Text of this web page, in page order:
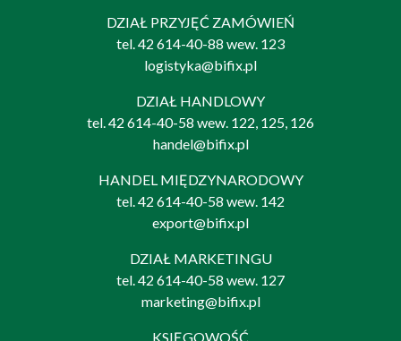
DZIAŁ PRZYJĘĆ ZAMÓWIEŃ
tel.42 614-40-88 wew. 123
logistyka@bifix.pl
DZIAŁ HANDLOWY
tel.42 614-40-58 wew. 122, 125, 126
handel@bifix.pl
HANDEL MIĘDZYNARODOWY
tel.42 614-40-58 wew. 142
export@bifix.pl
DZIAŁ MARKETINGU
tel.42 614-40-58 wew. 127
marketing@bifix.pl
KSIĘGOWOŚĆ